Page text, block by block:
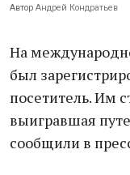
Автор Андрей Кондратьев
На
был
посетитель. Им
выигравшая
сообщили в